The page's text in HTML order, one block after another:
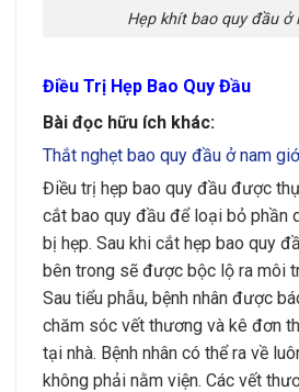
Hẹp khít bao quy đầu ở
Điều Trị Hẹp Bao Quy Đầu
Bài đọc hữu ích khác:
Thắt nghẹt bao quy đầu ở nam
Điều trị hẹp bao quy đầu được
cắt bao quy đầu để loại bỏ phần
bị hẹp. Sau khi cắt hẹp bao quy
bên trong sẽ được bộc lộ ra môi
Sau tiểu phẫu, bệnh nhân được
chăm sóc vết thương và kê đơn
tại nhà. Bệnh nhân có thể ra về
không phải nằm viện. Các vết